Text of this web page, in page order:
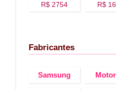
R$ 2754
R$
Fabricantes
Samsung